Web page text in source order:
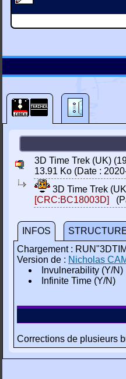
3D Time Trek (UK)
13.91 Ko (Date :
3D Time Trek
[CRC:BC18003D]
INFOS
Chargement :
Version de : Nicholas
Invulnerability (Y/N)
Infinite Time (Y/N)
Corrections de plusieurs